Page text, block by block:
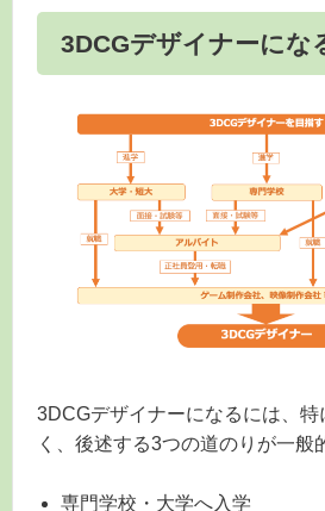
3DCGデザイナーにな
3DCGデザイナーになるには、特
く、後述する3つの道のりが一般
専門学校・大学へ入学